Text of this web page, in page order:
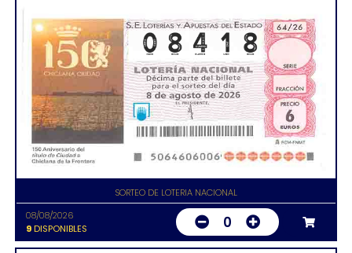
SORTEO DE LOTERIA NACIONAL
08/08/2026
9DISPONIBLES 0